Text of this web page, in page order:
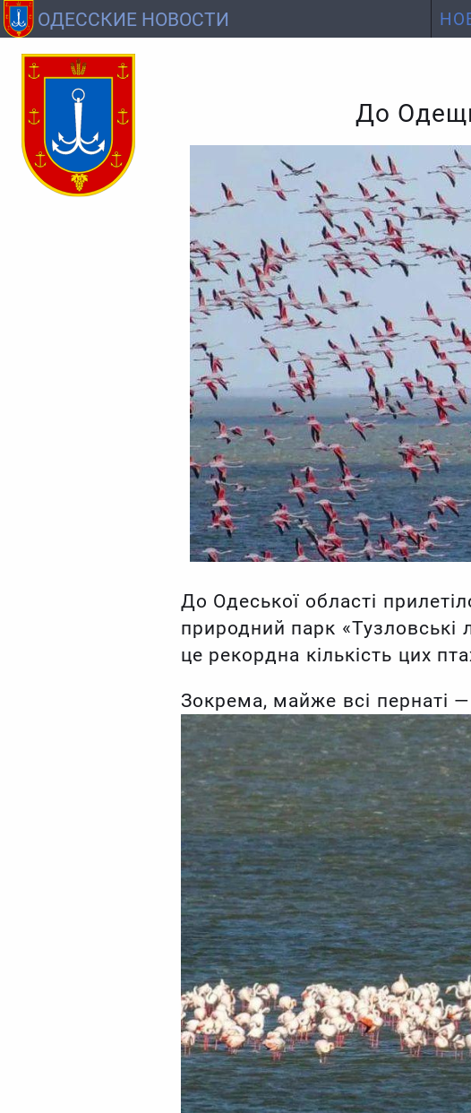
ОДЕССКИЕ НОВОСТИ
До
До Одеської області
природний парк
це рекордна кількість цих
Зокрема, майже всі пернаті